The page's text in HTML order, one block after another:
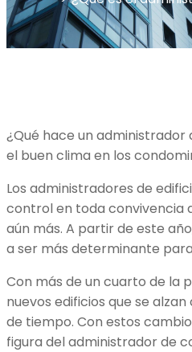
¿Qué hace un
el buen clima en los
Los administradores de
control en toda convivencia
aún más. A partir de este
a ser más determinante
Con más de un cuarto de la
nuevos edificios que se
de tiempo. Con estos
figura del administrador de